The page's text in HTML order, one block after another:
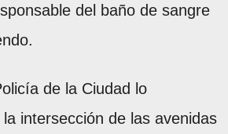
del baño de sangre
de la Ciudad lo
intersección de las avenidas